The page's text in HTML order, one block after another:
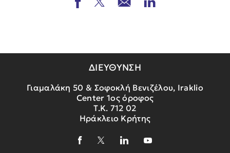
ΔΙΕΥΘΥΝΣΗ
Γιαμαλάκη 50 & Σοφοκλή Βενιζέλου, Iraklio
Center 1ος όροφος
Τ.Κ. 712 02
Ηράκλειο Κρήτης